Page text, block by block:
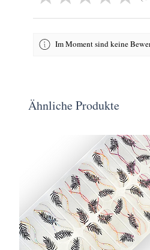
Im Moment sind keine
Ähnliche Produkte